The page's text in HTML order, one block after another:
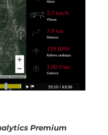
Premium